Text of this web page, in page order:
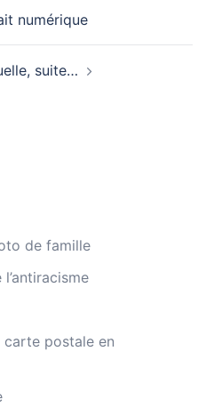
numérique
suite…
de famille
carte postale en